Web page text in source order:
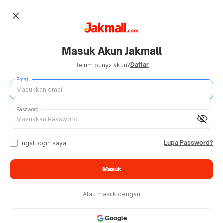
close
Masuk Akun Jakmall
Belum punya akun?Daftar
Email
visibility_off
Password
Ingat login saya Lupa Password?
Masuk
Atau masuk dengan
Google